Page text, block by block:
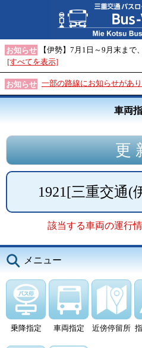
お知らせ
【伊勢】7月1日～9月末ま
[すべてを表示]
お知らせ 一部の路線にお知らせがあ
車両
1921[三重交通(
該当する車両の運行
メニュー
乗降指定 車両指定 近傍停留所